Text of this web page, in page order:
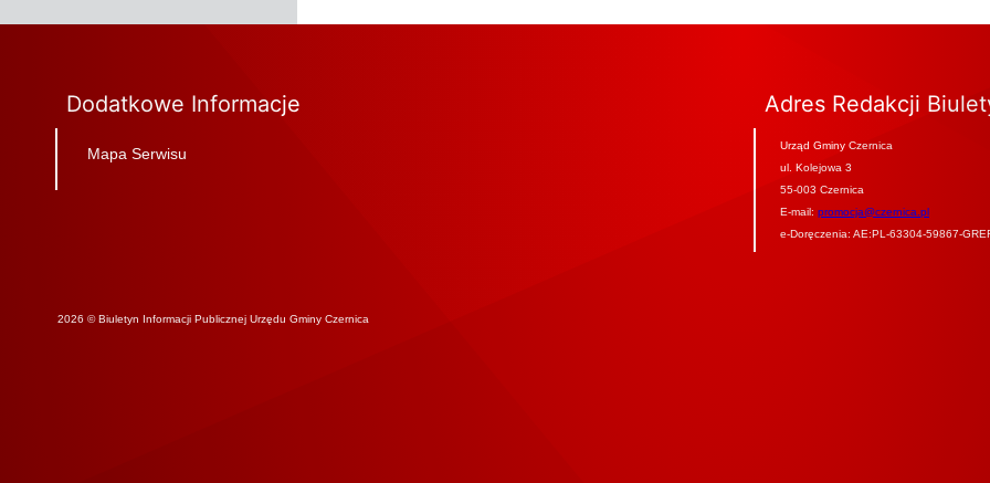
Dodatkowe Informacje
Mapa Serwisu
Adres Redakcji
Urząd Gminy Czernica
ul. Kolejowa 3
55-003 Czernica
E-mail: promocja@czernica.pl
e-Doręczenia: AE:PL-63304-59867-
2026 © Biuletyn Informacji Publicznej Urzędu Gminy Czernica